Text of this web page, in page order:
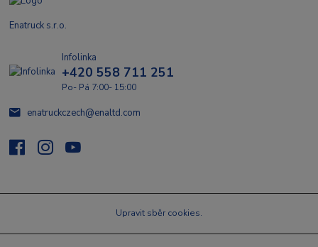
Enatruck s.r.o.
Infolinka
+420 558 711 251
Po- Pá 7:00- 15:00
enatruckczech@enaltd.com
Upravit sběr cookies.